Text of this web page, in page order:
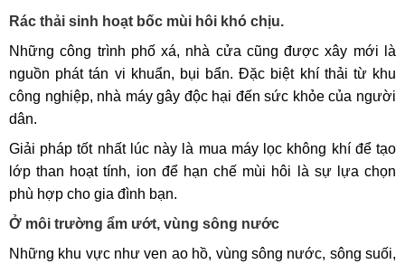
Rác thải sinh hoạt bốc mùi hôi khó chịu.
Những công trình phố xá, nhà cửa cũng được xây mới là
nguồn phát tán vi khuẩn, bụi bẩn. Đặc biệt khí thải từ khu
công nghiệp, nhà máy gây độc hại đến sức khỏe của người
dân.
Giải pháp tốt nhất lúc này là mua máy lọc không khí để tạo
lớp than hoạt tính, ion để hạn chế mùi hôi là sự lựa chọn
phù hợp cho gia đình bạn.
Ở môi trường ẩm ướt, vùng sông nước
Những khu vực như ven ao hồ, vùng sông nước, sông suối,